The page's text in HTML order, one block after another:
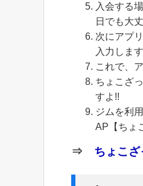
入会する
日でも大
次にアプ
入力します
これで、
ちょこざ
すよ!!
ジムを利
AP【ちょ
⇒ ちょこざ